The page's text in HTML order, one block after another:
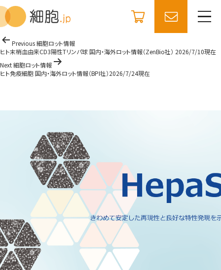
ン
ツ
へ
ス
キ
ッ
細胞.jp
ヒト近位尿細管上皮細胞 国内・海外ロット情報（BPI社）
2025/7/15現在
投
稿
ナ
ビ
Previous 細胞ロット情報
ヒト末梢血由来CD3陽性Tリンパ球 国内・海外ロット情報（ZenBio社） 2026/7/10現在
Next 細胞ロット情報
ヒト免疫細胞 国内・海外ロット情報（BPI社）2026/7/24現在